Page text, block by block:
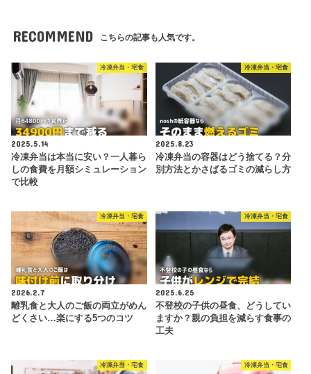
RECOMMEND こちらの記事も人気です。
冷凍弁当・宅食
2025.5.14
冷凍弁当は本当に安い？一人暮ら
しの食費を月額シミュレーション
で比較
冷凍弁当・宅食
2025.8.23
冷凍弁当の容器はどう捨てる？分
別方法とかさばるゴミの減らし方
冷凍弁当・宅食
2026.2.7
離乳食と大人のご飯の両立がめん
どくさい…楽にする5つのコツ
冷凍弁当・宅食
2025.6.25
不登校の子供の昼食、どうしてい
ますか？親の負担を減らす食事の
工夫
冷凍弁当・宅食 冷凍弁当・宅食